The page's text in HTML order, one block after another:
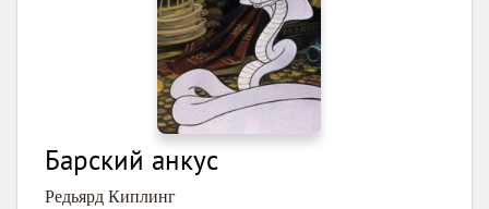
Барский анкус
Редьярд Киплинг